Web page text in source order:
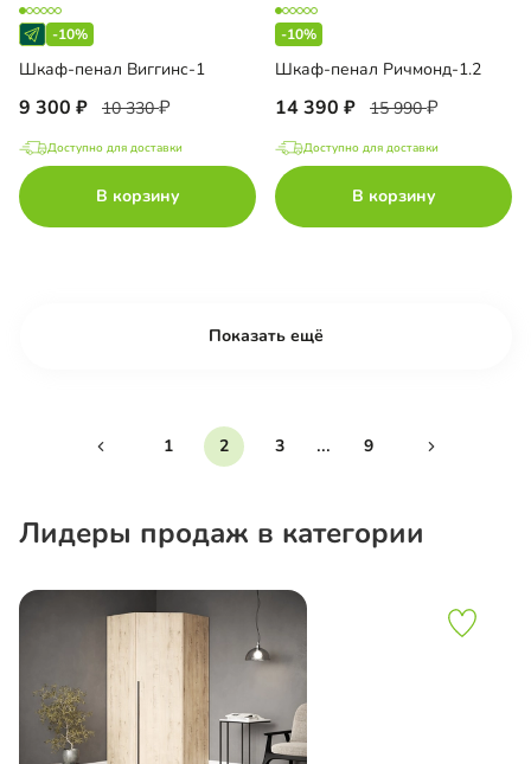
-10%
Шкаф-пенал Виггинс-1
9 300 10 330
Доступно для доставки
В корзину
-10%
Шкаф-пенал Ричмонд-1.2
14 390 15 990
Доступно для доставки
В корзину
Показать ещё
1 2 3 ... 9
Лидеры продаж в категории